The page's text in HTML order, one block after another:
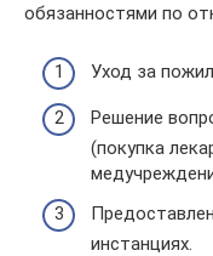
обязанностями по
Уход за
Решение
(покупка
инстанциях.